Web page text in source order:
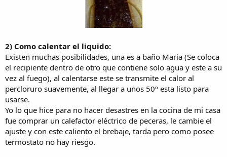
2) Como calentar el liquido:
Existen muchas posibilidades, una es a baño Maria (Se coloca
el recipiente dentro de otro que contiene solo agua y este a su
vez al fuego), al calentarse este se transmite el calor al
percloruro suavemente, al llegar a unos 50º esta listo para
usarse.
Yo lo que hice para no hacer desastres en la cocina de mi casa
fue comprar un calefactor eléctrico de peceras, le cambie el
ajuste y con este caliento el brebaje, tarda pero como posee
termostato no hay riesgo.